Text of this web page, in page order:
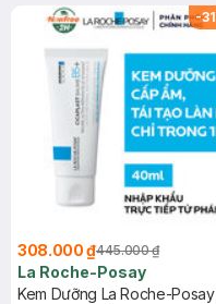
-31
308.000 ₫445.000 ₫
La Roche-Posay
Kem Dưỡng La Roche-Posay